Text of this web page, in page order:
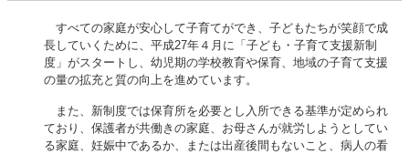
すべての家庭が安心して子育てができ、子どもたちが笑顔で成
長していくために、平成27年４月に「子ども・子育て支援新制
度」がスタートし、幼児期の学校教育や保育、地域の子育て支援
の量の拡充と質の向上を進めています。
また、新制度では保育所を必要とし入所できる基準が定められ
ており、保護者が共働きの家庭、お母さんが就労しようとしてい
る家庭、妊娠中であるか、または出産後間もないこと、病人の看